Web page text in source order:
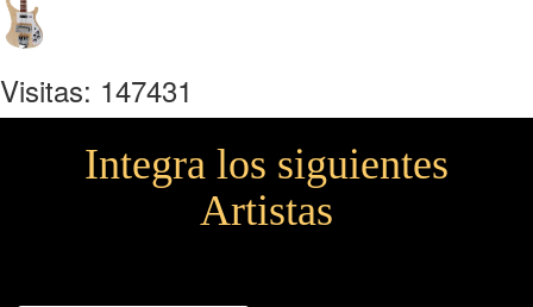
Visitas: 147431
Integra los siguientes
Artistas